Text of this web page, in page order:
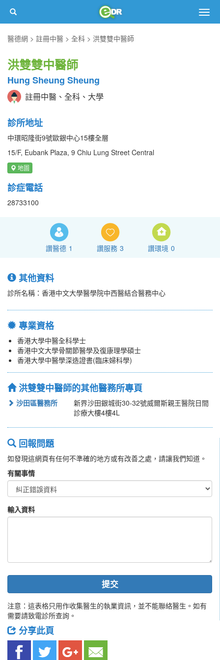
醫德網
註冊中醫 全科 洪雙雙中醫師
洪雙雙中醫師
Hung Sheung Sheung
註冊中醫、全科、大學
診所地址
中環昭隆街9號歐銀中心15樓全層
15/F, Eubank Plaza, 9 Chiu Lung Street Central
地圖
診症電話
28733100
讚醫德 1 讚服務 3 讚環境 0
其他資料
診所名稱：香港中文大學醫學院中西醫結合醫務中心
專業資格
香港大學中醫全科學士
香港中文大學骨關節醫學及復康理學碩士
香港大學中醫學深造證書(臨床婦科學)
洪雙雙中醫師的其他醫務所專頁
沙田區醫務所
新界沙田銀城街30-32號威爾斯親王醫院日間
診療大樓4樓4L
回報問題
如發現這網頁有任何不準確的地方或有改善之處，請讓我們知道。
有關事情
輸入資料
提交
注意：這表格只用作收集醫生的執業資訊，並不能聯絡醫生。如有
需要請致電診所查詢。
分享此頁